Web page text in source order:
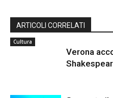
ARTICOLI CORRELATI
Cultura
Verona